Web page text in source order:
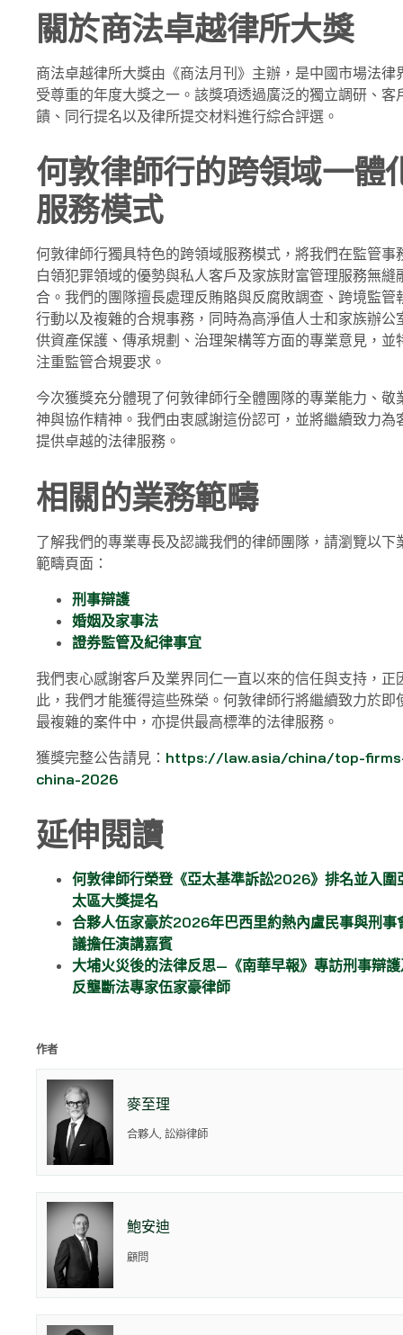
關於商法卓越律所大獎
商法卓越律所大獎由《商法月刊》主辦，是中國市場法律
受尊重的年度大獎之一。該獎項透過廣泛的獨立調研、客
饋、同行提名以及律所提交材料進行綜合評選。
何敦律師行的跨領域一體
服務模式
何敦律師行獨具特色的跨領域服務模式，將我們在監管事
白領犯罪領域的優勢與私人客戶及家族財富管理服務無縫
合。我們的團隊擅長處理反賄賂與反腐敗調查、跨境監管
行動以及複雜的合規事務，同時為高淨值人士和家族辦公
供資產保護、傳承規劃、治理架構等方面的專業意見，並
注重監管合規要求。
今次獲獎充分體現了何敦律師行全體團隊的專業能力、敬
神與協作精神。我們由衷感謝這份認可，並將繼續致力為
提供卓越的法律服務。
相關的業務範疇
了解我們的專業專長及認識我們的律師團隊，請瀏覽以下
範疇頁面：
刑事辯護
婚姻及家事法
證券監管及紀律事宜
我們衷心感謝客戶及業界同仁一直以來的信任與支持，正
此，我們才能獲得這些殊榮。何敦律師行將繼續致力於即
最複雜的案件中，亦提供最高標準的法律服務。
獲獎完整公告請見： https://law.asia/china/top-
china-2026
延伸閱讀
何敦律師行榮登《亞太基準訴訟2026》排名並入圍
太區大獎提名
合夥人伍家豪於2026年巴西里約熱內盧民事與刑事
議擔任演講嘉賓
大埔火災後的法律反思—《南華早報》專訪刑事辯
反壟斷法專家伍家豪律師
作者
麥至理
合夥人, 訟辯律師
鮑安迪
顧問